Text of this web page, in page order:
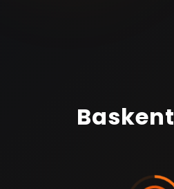
Baskent